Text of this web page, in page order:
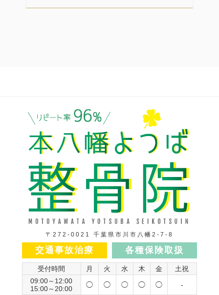
〒272-0021 千葉県市川市八幡2-7-8
交通事故治療 各種保険取扱
受付時間 月 火 水 木 金
土祝
09:00～12:00
15:00～20:00
◯ ◯ ◯ ◯ ◯ -